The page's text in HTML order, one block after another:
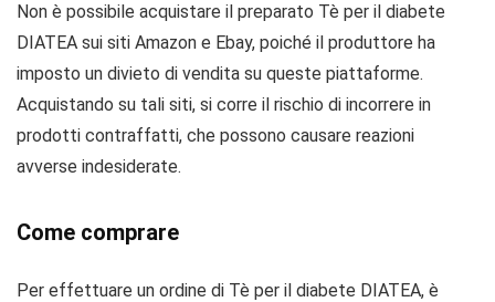
Non è possibile acquistare il preparato Tè per il diabete
DIATEA sui siti Amazon e Ebay, poiché il produttore ha
imposto un divieto di vendita su queste piattaforme.
Acquistando su tali siti, si corre il rischio di incorrere in
prodotti contraffatti, che possono causare reazioni
avverse indesiderate.
Come comprare
Per effettuare un ordine di Tè per il diabete DIATEA, è